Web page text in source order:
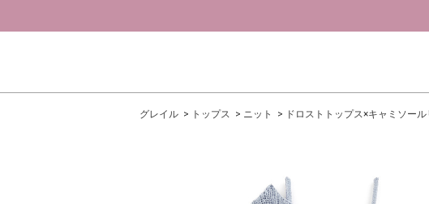
グレイル トップス ニット ドロストトップス×キャミソー